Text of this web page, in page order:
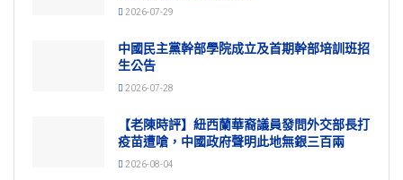
2026-07-29
中國民主黨幹部學院成立及首期幹部培訓班招
生公告
2026-07-28
【老陳時評】紐西蘭華裔議員發問外交部長打
疫苗遭嗆，中國政府聲明此地無銀三百兩
2026-08-04